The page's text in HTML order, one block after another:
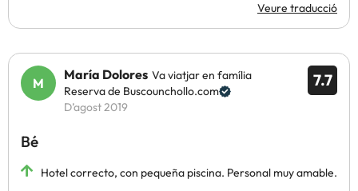
Veure traducció
7.7
María Dolores Va viatjar en família
Reserva de Buscounchollo.com
D’agost 2019
Bé
Hotel correcto, con pequeña piscina. Personal muy amable.